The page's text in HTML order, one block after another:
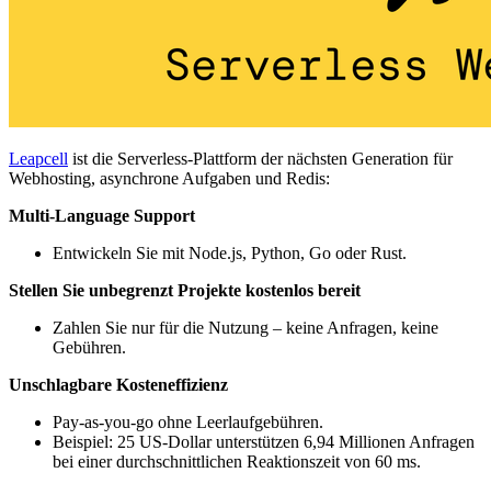
Leapcell ist die Serverless-Plattform der nächsten Generation für
Webhosting, asynchrone Aufgaben und Redis:
Multi-Language Support
Entwickeln Sie mit Node.js, Python, Go oder Rust.
Stellen Sie unbegrenzt Projekte kostenlos bereit
Zahlen Sie nur für die Nutzung – keine Anfragen, keine
Gebühren.
Unschlagbare Kosteneffizienz
Pay-as-you-go ohne Leerlaufgebühren.
Beispiel: 25 US-Dollar unterstützen 6,94 Millionen Anfragen
bei einer durchschnittlichen Reaktionszeit von 60 ms.